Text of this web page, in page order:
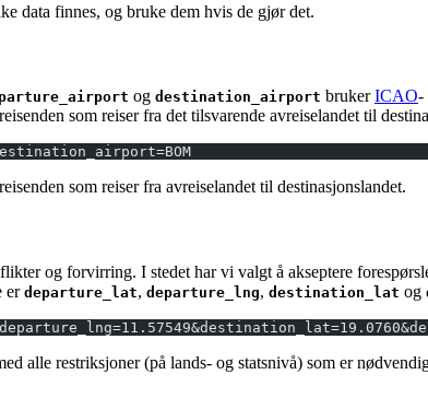
data finnes, og bruke dem hvis de gjør det.
og destination_airport brukerICAO-
som reiser fra det tilsvarende avreiselandet til
som reiser fra avreiselandet til destinasjonslandet.
og forvirring. I stedet har vi valgt å akseptere
er departure_lat, departure_lng, destination_lat og
alle restriksjoner (på lands- og statsnivå) som er